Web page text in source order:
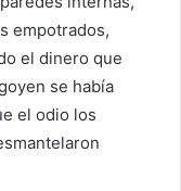
empotrados,
el dinero que
se había
el odio los